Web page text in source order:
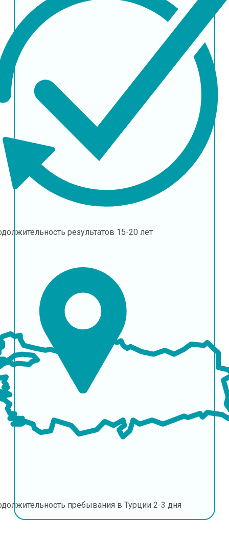
результатов 15-20 лет
пребывания в Турции 2-3 дня